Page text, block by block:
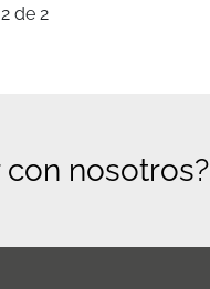
2 de 2
nosotros?